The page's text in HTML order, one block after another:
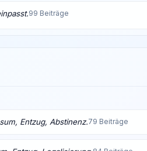
99 Beiträge
Entzug, Abstinenz.79 Beiträge